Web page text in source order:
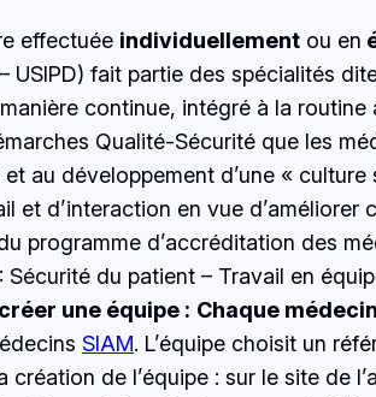
effectuée individuellement ou en
USIPD) fait partie des spécialités
continue, intégré à la
Qualité-Sécurité que les
au développement d’une «
d’interaction en vue d’améliorer
programme d’accréditation des
: Sécurité du patient – Travail en
une équipe : Chaque
SIAM. L’équipe choisit un
de l’équipe : sur le site de